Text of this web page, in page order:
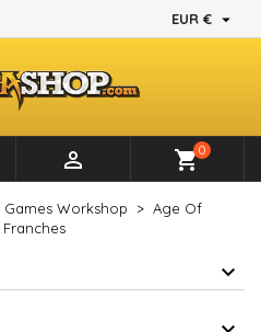
EUR € 
 shopping_cart0
Games Workshop
Age Of
Franches
×
×
Créer une liste d'envies
×
pour ajouter des produits à